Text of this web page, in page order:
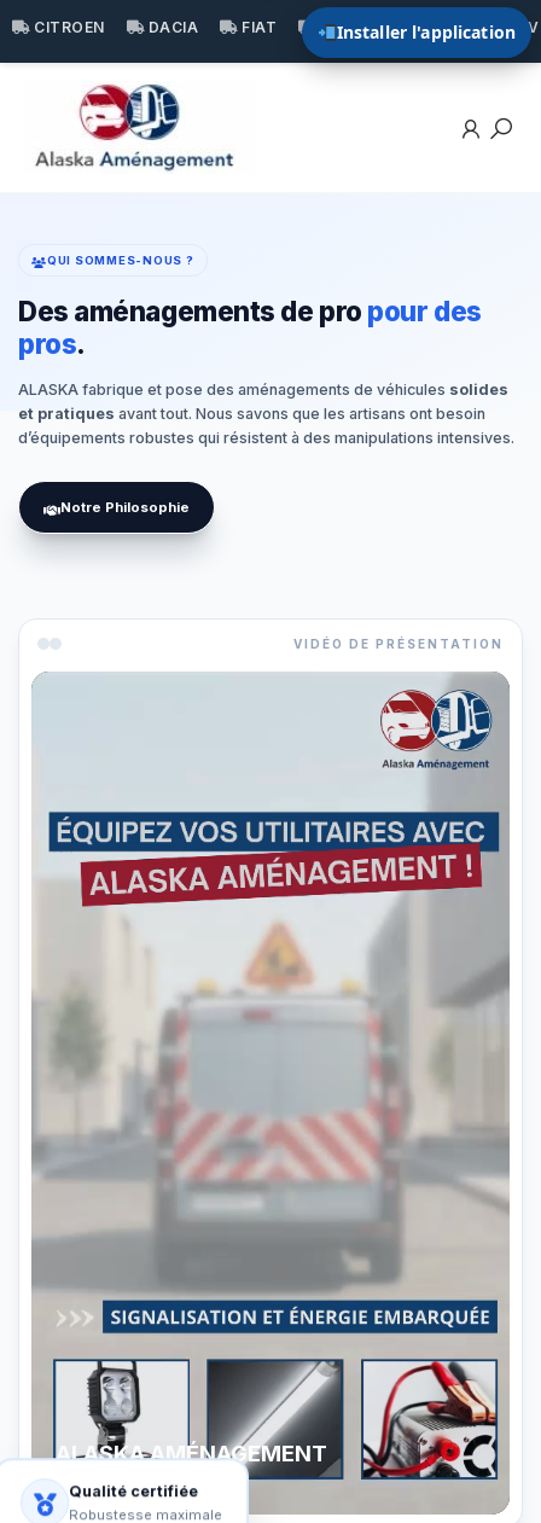
au
contenu
CITROEN DACIA FIAT FORD HYUNDAI
QUI SOMMES-NOUS ?
Des aménagements de pro pour des
pros.
ALASKA fabrique et pose des aménagements de véhicules solides
et pratiques avant tout. Nous savons que les artisans ont besoin
d’équipements robustes qui résistent à des manipulations intensives.
Notre Philosophie
VIDÉO DE PRÉSENTATION
ALASKA AMÉNAGEMENT
Découvrez nos ateliers
Qualité certifiée
Robustesse maximale
Installer l'application